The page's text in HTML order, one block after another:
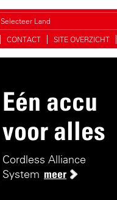
Selecteer Land
CONTACT SITE OVERZICHT
Eén accu
voor alles
Cordless Alliance
System meer